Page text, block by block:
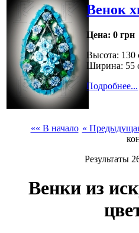
Венок
Цена: 0 грн
Высота: 130
Ширина: 55
Подробнее...
«« В начало «
Результаты
Венки из